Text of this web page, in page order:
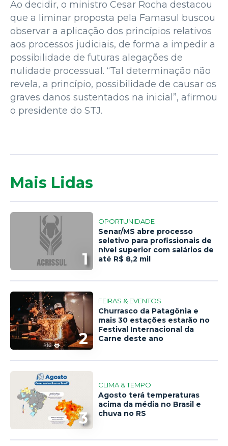
Ao decidir, o ministro Cesar Rocha destacou
que a liminar proposta pela Famasul buscou
observar a aplicação dos princípios relativos
aos processos judiciais, de forma a impedir a
possibilidade de futuras alegações de
nulidade processual. “Tal determinação não
revela, a princípio, possibilidade de causar os
graves danos sustentados na inicial”, afirmou
o presidente do STJ.
Mais Lidas
1
OPORTUNIDADE
Senar/MS abre processo
seletivo para profissionais de
nível superior com salários de
até R$ 8,2 mil
2
FEIRAS & EVENTOS
Churrasco da Patagônia e
mais 30 estações estarão no
Festival Internacional da
Carne deste ano
3
CLIMA & TEMPO
Agosto terá temperaturas
acima da média no Brasil e
chuva no RS